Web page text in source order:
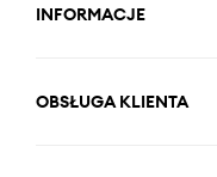
INFORMACJE
OBSŁUGA KLIENTA